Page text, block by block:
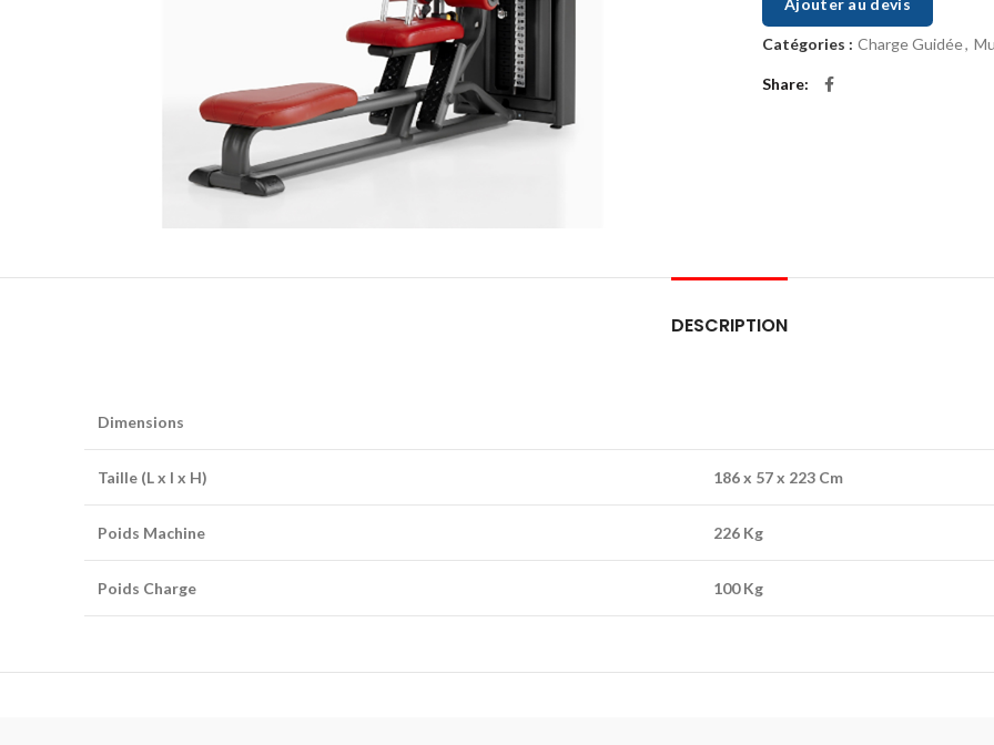
Ajouter au devis
Catégories : Charge Guidée,
Share
DESCRIPTION
Dimensions
Taille (L x l x H) 186 x 57 x 223 Cm
Poids Machine 226 Kg
Poids Charge 100 Kg